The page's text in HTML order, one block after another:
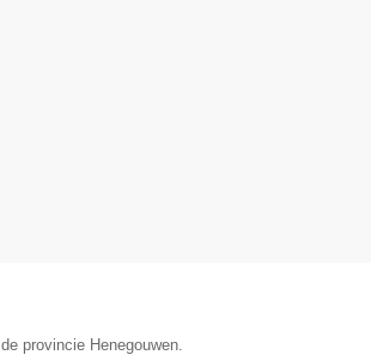
provincie Henegouwen.